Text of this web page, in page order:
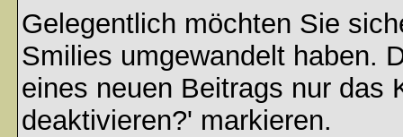
Gelegentlich möchten Sie
Smilies umgewandelt haben.
eines neuen Beitrags nur das
deaktivieren?' markieren.